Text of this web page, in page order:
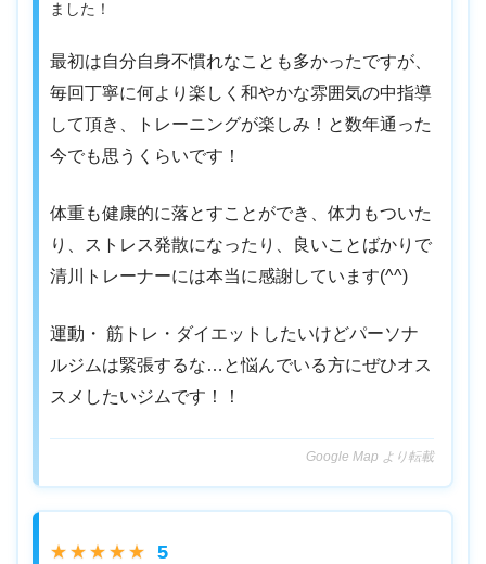
ました！
最初は自分自身不慣れなことも多かったですが、
毎回丁寧に何より楽しく和やかな雰囲気の中指導
して頂き、トレーニングが楽しみ！と数年通った
今でも思うくらいです！
体重も健康的に落とすことができ、体力もついた
り、ストレス発散になったり、良いことばかりで
清川トレーナーには本当に感謝しています(^^)
運動・ 筋トレ・ダイエットしたいけどパーソナ
ルジムは緊張するな…と悩んでいる方にぜひオス
スメしたいジムです！！
Google Map より転載
★★★★★ 5